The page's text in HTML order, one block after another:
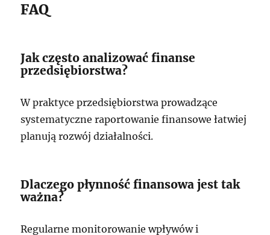
FAQ
Jak często analizować finanse
przedsiębiorstwa?
W praktyce przedsiębiorstwa prowadzące
systematyczne raportowanie finansowe łatwiej
planują rozwój działalności.
Dlaczego płynność finansowa jest tak
ważna?
Regularne monitorowanie wpływów i